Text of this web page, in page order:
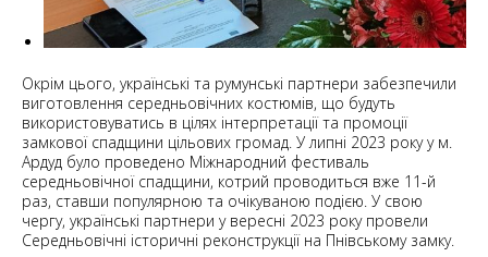
Окрім цього, українські та румунські партнери забезпечили
виготовлення середньовічних костюмів, що будуть
використовуватись в цілях інтерпретації та промоції
замкової спадщини цільових громад. У липні 2023 року у м.
Ардуд було проведено Міжнародний фестиваль
середньовічної спадщини, котрий проводиться вже 11-й
раз, ставши популярною та очікуваною подією. У свою
чергу, українські партнери у вересні 2023 року провели
Середньовічні історичні реконструкції на Пнівському замку.